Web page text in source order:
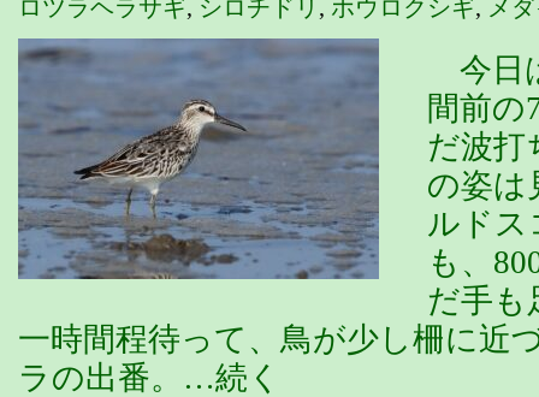
ロツラヘラサギ, シロチドリ , ホウロクシギ, メ
今日
間前
だ波打
の姿
ルドス
も、
だ手
一時間程待って、鳥が少し柵に近
ラの出番。…続く